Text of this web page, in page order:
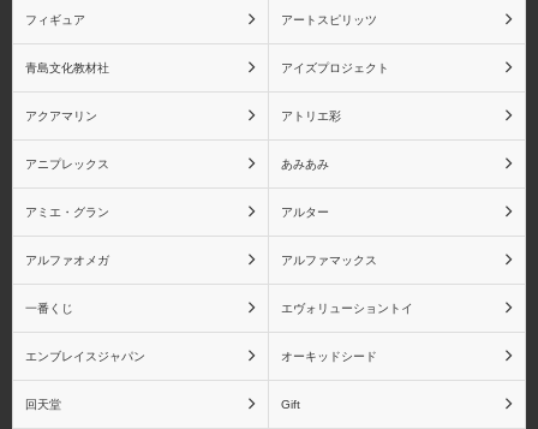
ドラゴンボール ギガン
ティックシリーズ
ドラゴンボール
S.H.Figuartsシリーズ
ドラゴンボール フィギ
ュアーツZEROシリーズ
ドラゴンボール 魂バデ
ィーズシリーズ
フィギュア アートスピリッツ
青島文化教材社 アイズプロジェクト
アクアマリン アトリエ彩
アニプレックス あみあみ
アミエ・グラン アルター
アルファオメガ アルファマックス
一番くじ エヴォリューショントイ
エンブレイスジャパン オーキッドシード
回天堂 Gift